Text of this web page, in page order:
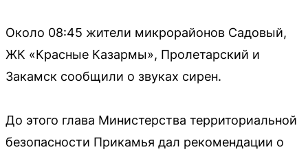
Около 08:45 жители микрорайонов Садовый,
ЖК «Красные Казармы», Пролетарский и
Закамск сообщили о звуках сирен.
До этого глава Министерства территориальной
безопасности Прикамья дал рекомендации о